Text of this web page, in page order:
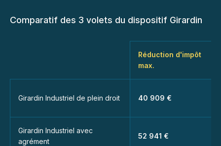
Comparatif des 3 volets du dispositif Girardin
Réduction d'impôt
max.
Girardin Industriel de plein droit 40 909 €
Girardin Industriel avec
agrément
52 941 €